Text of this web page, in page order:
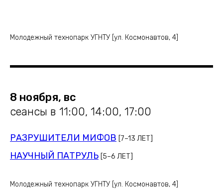
Молодежный технопарк УГНТУ [ул. Космонавтов, 4]
8 ноября, вс
сеансы в 11:00, 14:00, 17:00
РАЗРУШИТЕЛИ МИФОВ [7–13 ЛЕТ]
НАУЧНЫЙ ПАТРУЛЬ [5–6 ЛЕТ]
Молодежный технопарк УГНТУ [ул. Космонавтов, 4]